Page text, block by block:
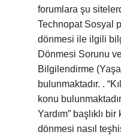
forumlara şu
Technopat Sosyal
dönmesi ile ilgili
Dönmesi Sorunu
Bilgilendirme
bulunmaktadır. .
konu
Yardım” başlıklı
dönmesi nasıl